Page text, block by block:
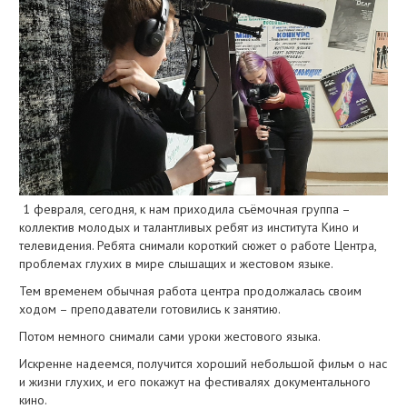
1 февраля, сегодня, к нам приходила съёмочная группа –
коллектив молодых и талантливых ребят из института Кино и
телевидения. Ребята снимали короткий сюжет о работе Центра,
проблемах глухих в мире слышащих и жестовом языке.
Тем временем обычная работа центра продолжалась своим
ходом – преподаватели готовились к занятию.
Потом немного снимали сами уроки жестового языка.
Искренне надеемся, получится хороший небольшой фильм о нас
и жизни глухих, и его покажут на фестивалях документального
кино.